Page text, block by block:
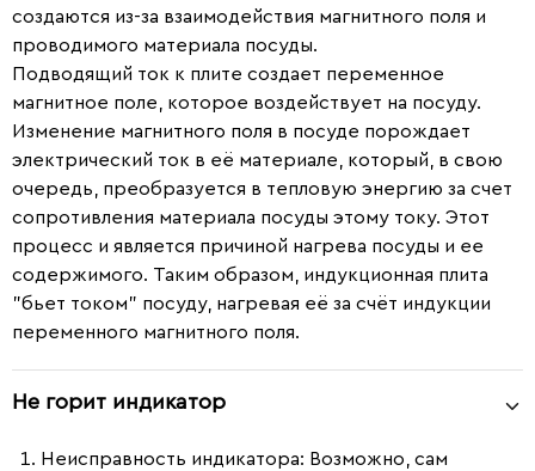
создаются из-за взаимодействия магнитного поля и
проводимого материала посуды.
Подводящий ток к плите создает переменное
магнитное поле, которое воздействует на посуду.
Изменение магнитного поля в посуде порождает
электрический ток в её материале, который, в свою
очередь, преобразуется в тепловую энергию за счет
сопротивления материала посуды этому току. Этот
процесс и является причиной нагрева посуды и ее
содержимого. Таким образом, индукционная плита
"бьет током" посуду, нагревая её за счёт индукции
переменного магнитного поля.
Не горит индикатор
Неисправность индикатора: Возможно, сам